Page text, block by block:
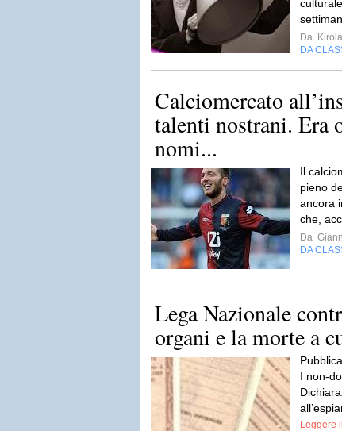
Da
DA
Calciomercato
talenti nostrani. Era
nomi...
Il
pieno
ancora
che,
Da
DA
Lega Nazionale
organi e la morte a
I non-
Leggere